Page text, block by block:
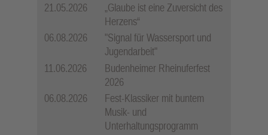
21.05.2026
„Glaube ist eine Zuversicht des
Herzens“
06.08.2026
"Signal für Wassersport und
Jugendarbeit"
11.06.2026
Budenheimer Rheinuferfest
2026
06.08.2026
Fest-Klassiker mit buntem
Musik- und
Unterhaltungsprogramm